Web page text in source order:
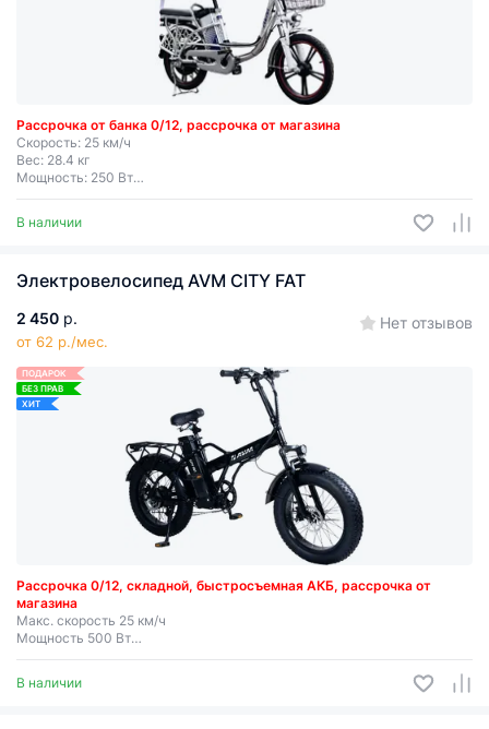
Рассрочка от банка 0/12, рассрочка от магазина
Скорость: 25 км/ч
Вес: 28.4 кг
Мощность: 250 Вт
Дальность хода: до 50 км
В наличии
Электровелосипед AVM CITY FAT
2 450 р.
от 62 р./мес.
Нет отзывов
ПОДАРОК
БЕЗ ПРАВ
ХИТ
Рассрочка 0/12, складной, быстросъемная АКБ, рассрочка от
магазина
Макс. скорость 25 км/ч
Мощность 500 Вт
Съемная батарея
В наличии